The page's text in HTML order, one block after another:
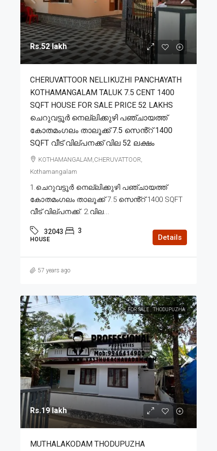
Rs.52 lakh
CHERUVATTOOR NELLIKUZHI PANCHAYATH
KOTHAMANGALAM TALUK 7.5 CENT 1400
SQFT HOUSE FOR SALE PRICE 52 LAKHS
ചെറുവട്ടൂർ നെല്ലിക്കുഴി പഞ്ചായത്ത്
കോതമംഗലം താലൂക്ക് 7.5 സെൻ്റ് 1400
SQFT വീട് വില്പനക്ക് വില 52 ലക്ഷം
KOTHAMANGALAM,CHERUVATTOOR,
Kothamangalam
1.ചെറുവട്ടൂർ നെല്ലിക്കുഴി പഞ്ചായത്ത്
കോതമംഗലം താലൂക്ക് 7.5 സെൻ്റ് 1400 SQFT
വീട് വില്പനക്ക്. 2.വില...
32043 3
HOUSE Details
57 years ago
FOR SALE THODUPUZHA
Rs.19 lakh
MUTHALAKODAM THODUPUZHA